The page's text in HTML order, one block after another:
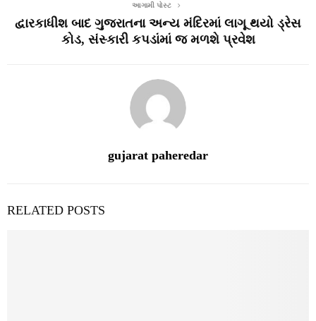
આગામી પોસ્ટ
દ્વારકાધીશ બાદ ગુજરાતના અન્ય મંદિરમાં લાગૂ થયો ડ્રેસ
કોડ, સંસ્કારી કપડાંમાં જ મળશે પ્રવેશ
gujarat paheredar
RELATED POSTS